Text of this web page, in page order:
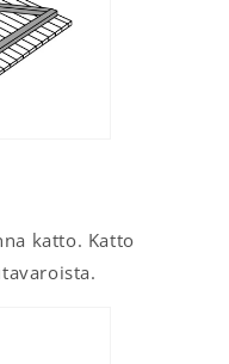
katto. Katto